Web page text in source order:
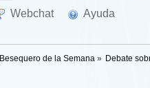
Webchat Ayuda
Besequero de la Semana » Debate